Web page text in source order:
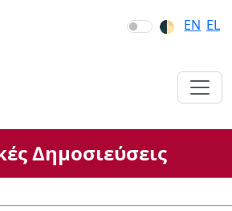
EN EL
🌓︎
Δημοσιεύσεις